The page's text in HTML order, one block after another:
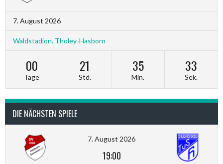
7. August 2026
Waldstadion. Tholey-Hasborn
00
Tage
21
Std.
35
Min.
33
Sek.
DIE NÄCHSTEN SPIELE
7. August 2026
19:00